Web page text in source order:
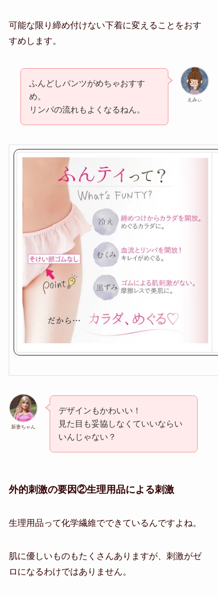
可能な限り締め付けない下着に変えることをおす
すめします。
えみぃ
ふんどしパンツがめちゃおすす
め。
リンパの流れもよくなるねん。
新妻ちゃん
デザインもかわいい！
見た目も妥協しなくていいならい
いんじゃない？
外的刺激の要因②生理用品による刺激
生理用品って化学繊維でできているんですよね。
肌に優しいものもたくさんありますが、刺激がゼ
ロになるわけではありません。